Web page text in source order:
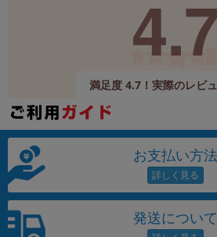
満足度 4.7！実際のレビ
お支払い方法
発送について